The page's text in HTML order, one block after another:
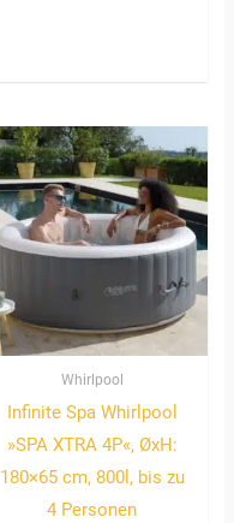
Whirlpool
Infinite Spa Whirlpool
»SPA XTRA 4P«, ØxH:
180×65 cm, 800l, bis zu
4 Personen